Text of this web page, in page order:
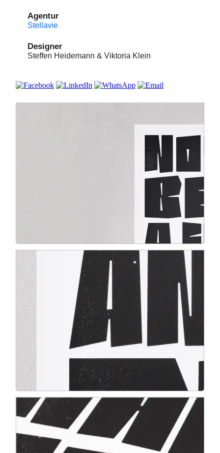
Agentur
Stellavie
Designer
Steffen Heidemann & Viktoria Klein